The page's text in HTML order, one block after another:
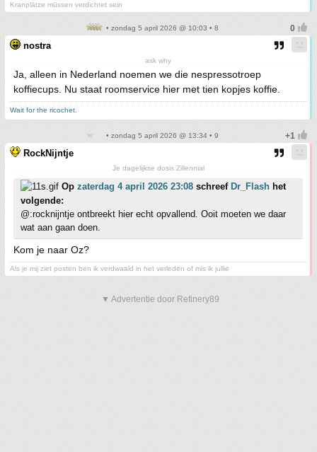
Kranplätze müssen verdichtet sein
• zondag 5 april 2026 @ 10:03 • 8
nostra
ask why
Ja, alleen in Nederland noemen we die nespressotroep
koffiecups. Nu staat roomservice hier met tien kopjes koffie.
Wait for the ricochet.
• zondag 5 april 2026 @ 13:34 • 9
RockNijntje
Je dagelijkse dosis Zillennial
Op zaterdag 4 april 2026 23:08 schreef Dr_Flash het
volgende:
@:rocknijntje ontbreekt hier echt opvallend. Ooit moeten we daar
wat aan gaan doen.
Kom je naar Oz?
Als je mij ziet posten ben ik verdwaald in het verleden of mis ik jullie
▼ Advertentie door Refinery89